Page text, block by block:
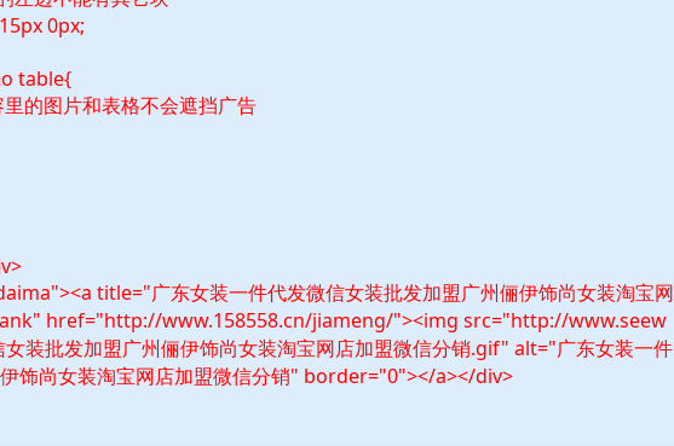
0px;
table{
图片和表格不会遮挡广告
title="广东女装一件代发微信女装批发加盟广州俪伊饰尚女装淘宝网
href="http://www.158558.cn/jiameng/"><img src="http://www.seew
装批发加盟广州俪伊饰尚女装淘宝网店加盟微信分销.gif" alt="广东女装一件
饰尚女装淘宝网店加盟微信分销" border="0"></a></div>